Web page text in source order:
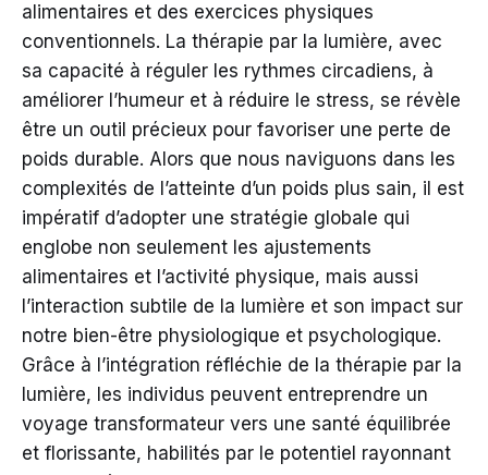
alimentaires et des exercices physiques
conventionnels. La thérapie par la lumière, avec
sa capacité à réguler les rythmes circadiens, à
améliorer l’humeur et à réduire le stress, se révèle
être un outil précieux pour favoriser une perte de
poids durable. Alors que nous naviguons dans les
complexités de l’atteinte d’un poids plus sain, il est
impératif d’adopter une stratégie globale qui
englobe non seulement les ajustements
alimentaires et l’activité physique, mais aussi
l’interaction subtile de la lumière et son impact sur
notre bien-être physiologique et psychologique.
Grâce à l’intégration réfléchie de la thérapie par la
lumière, les individus peuvent entreprendre un
voyage transformateur vers une santé équilibrée
et florissante, habilités par le potentiel rayonnant